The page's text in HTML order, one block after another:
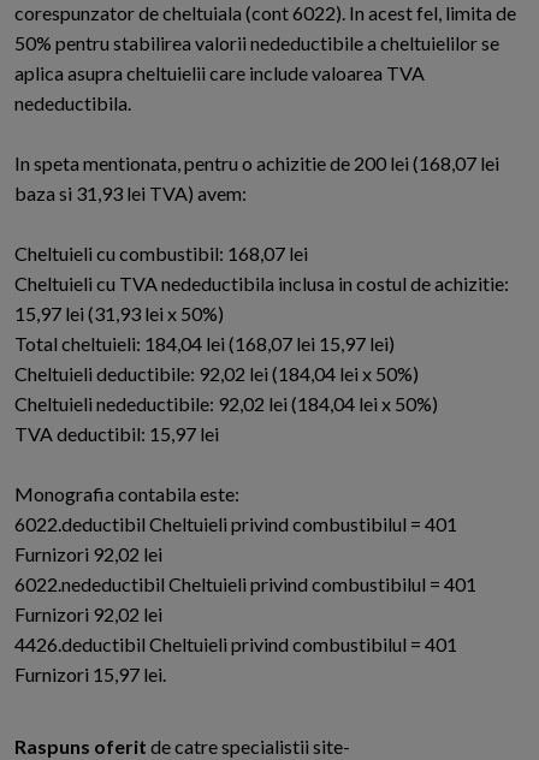
corespunzator de cheltuiala (cont 6022). In acest fel, limita de
50% pentru stabilirea valorii nedeductibile a cheltuielilor se
aplica asupra cheltuielii care include valoarea TVA
nedeductibila.
In speta mentionata, pentru o achizitie de 200 lei (168,07 lei
baza si 31,93 lei TVA) avem:
Cheltuieli cu combustibil: 168,07 lei
Cheltuieli cu TVA nedeductibila inclusa in costul de achizitie:
15,97 lei (31,93 lei x 50%)
Total cheltuieli: 184,04 lei (168,07 lei 15,97 lei)
Cheltuieli deductibile: 92,02 lei (184,04 lei x 50%)
Cheltuieli nedeductibile: 92,02 lei (184,04 lei x 50%)
TVA deductibil: 15,97 lei
Monografia contabila este:
6022.deductibil Cheltuieli privind combustibilul = 401
Furnizori 92,02 lei
6022.nedeductibil Cheltuieli privind combustibilul = 401
Furnizori 92,02 lei
4426.deductibil Cheltuieli privind combustibilul = 401
Furnizori 15,97 lei.
Raspuns oferit de catre specialistii site-